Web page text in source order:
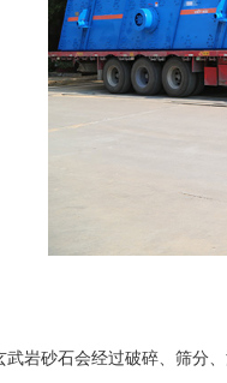
砂石会经过破碎、筛分、